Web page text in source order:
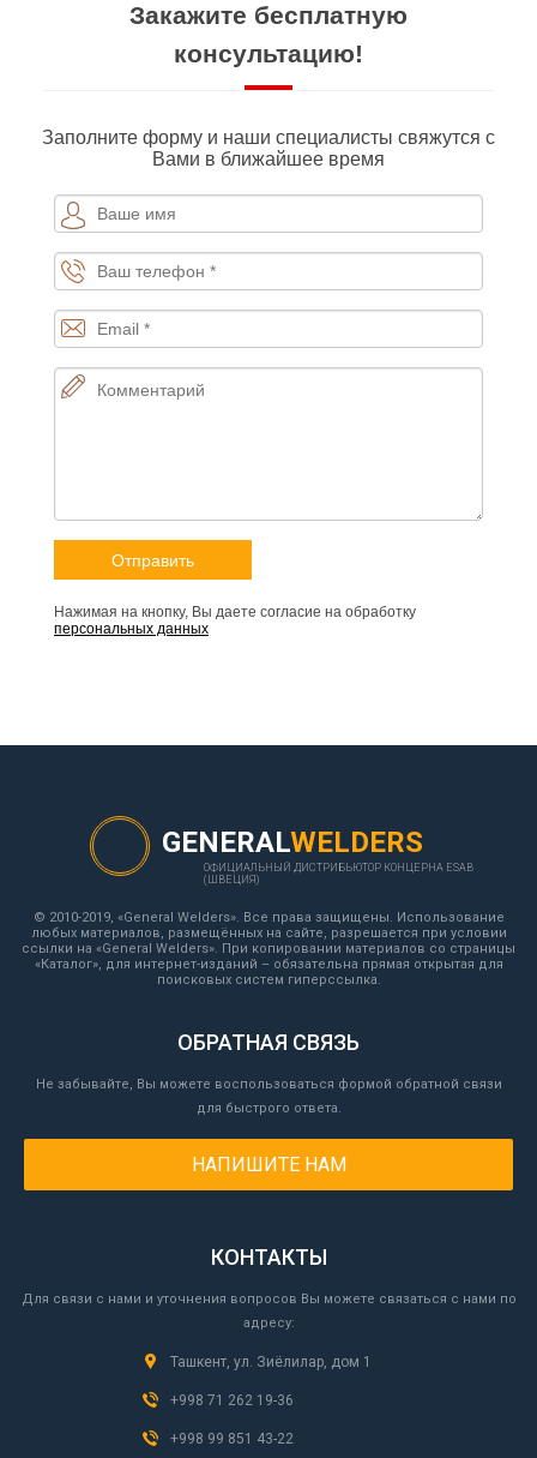
Закажите бесплатную
консультацию!
Заполните форму и наши специалисты свяжутся с
Вами в ближайшее время
Нажимая на кнопку, Вы даете согласие на обработку
персональных данных
GENERALWELDERS
ОФИЦИАЛЬНЫЙ ДИСТРИБЬЮТОР КОНЦЕРНА ESAB
(ШВЕЦИЯ)
© 2010-2019, «General Welders». Все права защищены. Использование
любых материалов, размещённых на сайте, разрешается при условии
ссылки на «General Welders». При копировании материалов со страницы
«Каталог», для интернет-изданий – обязательна прямая открытая для
поисковых систем гиперссылка.
ОБРАТНАЯ СВЯЗЬ
Не забывайте, Вы можете воспользоваться формой обратной связи
для быстрого ответа.
НАПИШИТЕ НАМ
КОНТАКТЫ
Для связи с нами и уточнения вопросов Вы можете связаться с нами по
адресу:
Ташкент, ул. Зиёлилар, дом 1
+998 71 262 19-36
+998 99 851 43-22